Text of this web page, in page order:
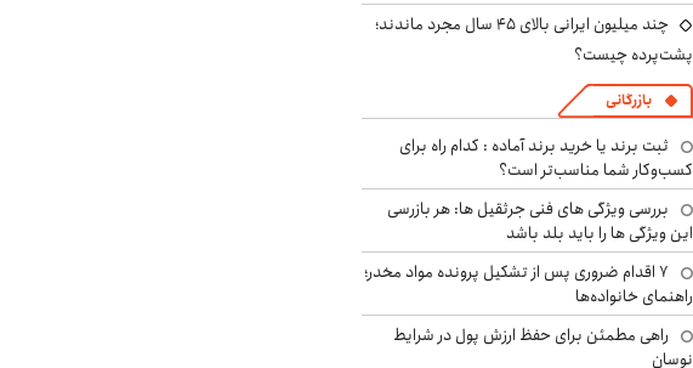
چند میلیون ایرانی بالای ۴۵ سال مجرد ماندند؛
پشت‌پرده چیست؟
بازرگانی
ثبت برند یا خرید برند آماده : کدام راه برای
کسب‌وکار شما مناسب‌تر است؟
بررسی ویژگی های فنی جرثقیل ها: هر بازرسی
این ویژگی ها را باید بلد باشد
۷ اقدام ضروری پس از تشکیل پرونده مواد مخدر؛
راهنمای خانواده‌ها
راهی مطمئن برای حفظ ارزش پول در شرایط
نوسان